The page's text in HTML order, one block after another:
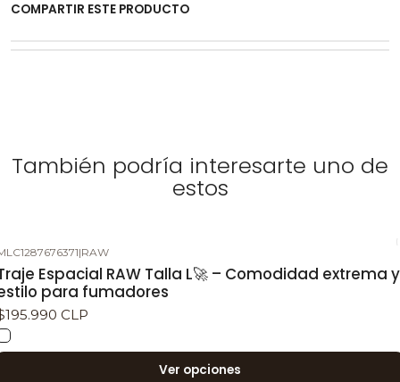
Características destacadas:
Flotante y Resistente: Ideal para disfrutar en el
agua o llevarlo contigo en tus aventuras, sin
su funcionalidad práctica te permiten disfrutar
de grandes caladas mientras te relajas, ¡incluso
en el agua!
momentos de esparcimiento con esta pipa de agua
COMPARTIR ESTE PRODUCTO
También podría interesarte uno de
estos
|RAW
Espacial RAW Talla L🚀 – Comodidad extrema y
para fumadores
CLP
Ver opciones